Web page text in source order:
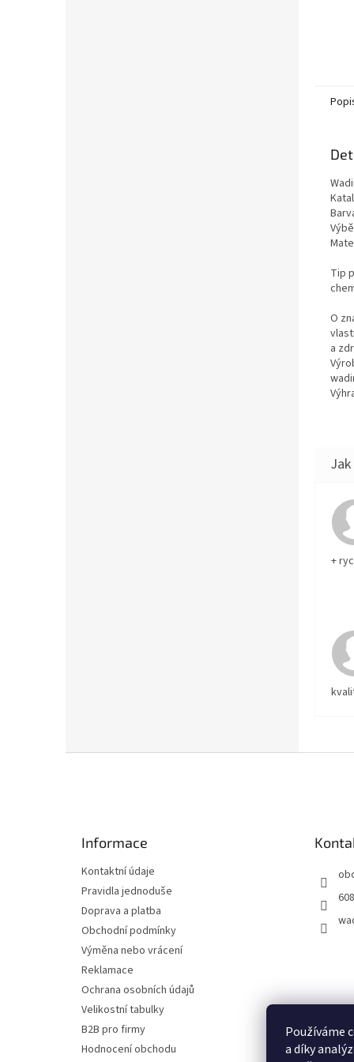
Používáme
a díky
Tip
O
a
+
Informace
Kontaktní údaje
Pravidla jednoduše
Doprava a platba
Obchodní podmínky
Výměna nebo vrácení
Reklamace
Ochrana osobních údajů
Velikostní tabulky
B2B pro firmy
Hodnocení obchodu